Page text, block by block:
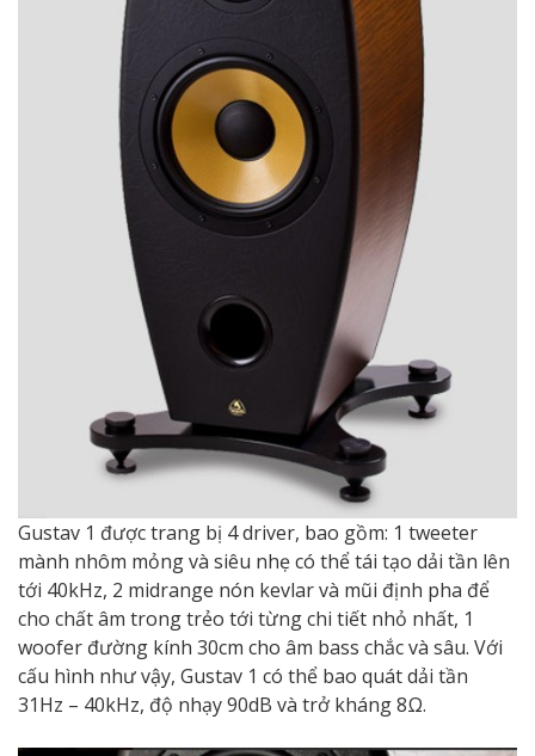
Gustav 1 được trang bị 4 driver, bao gồm: 1 tweeter
mành nhôm mỏng và siêu nhẹ có thể tái tạo dải tần lên
tới 40kHz, 2 midrange nón kevlar và mũi định pha để
cho chất âm trong trẻo tới từng chi tiết nhỏ nhất, 1
woofer đường kính 30cm cho âm bass chắc và sâu. Với
cấu hình như vậy, Gustav 1 có thể bao quát dải tần
31Hz – 40kHz, độ nhạy 90dB và trở kháng 8Ω.